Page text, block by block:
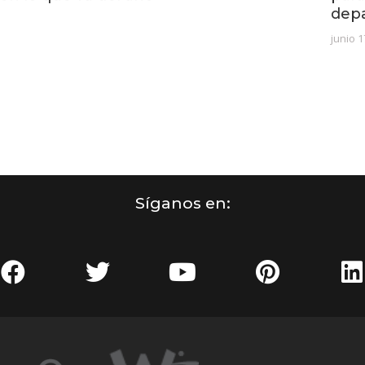
junio
Síganos en: